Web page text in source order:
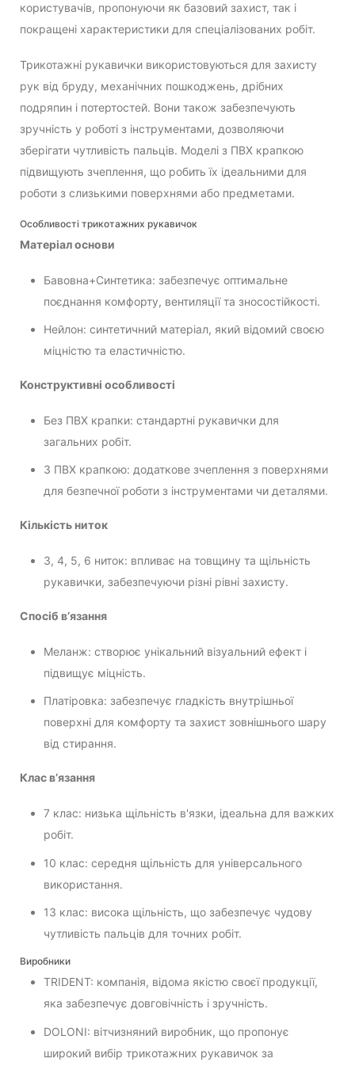
користувачів, пропонуючи як базовий захист, так і
покращені характеристики для спеціалізованих робіт.
Трикотажні рукавички використовуються для захисту
рук від бруду, механічних пошкоджень, дрібних
подряпин і потертостей. Вони також забезпечують
зручність у роботі з інструментами, дозволяючи
зберігати чутливість пальців. Моделі з ПВХ крапкою
підвищують зчеплення, що робить їх ідеальними для
роботи з слизькими поверхнями або предметами.
Особливості трикотажних рукавичок
Матеріал основи
Бавовна+Синтетика: забезпечує оптимальне
поєднання комфорту, вентиляції та зносостійкості.
Нейлон: синтетичний матеріал, який відомий своєю
міцністю та еластичністю.
Конструктивні особливості
Без ПВХ крапки: стандартні рукавички для
загальних робіт.
З ПВХ крапкою: додаткове зчеплення з поверхнями
для безпечної роботи з інструментами чи деталями.
Кількість ниток
3, 4, 5, 6 ниток: впливає на товщину та щільність
рукавички, забезпечуючи різні рівні захисту.
Спосіб в’язання
Меланж: створює унікальний візуальний ефект і
підвищує міцність.
Платіровка: забезпечує гладкість внутрішньої
поверхні для комфорту та захист зовнішнього шару
від стирання.
Клас в’язання
7 клас: низька щільність в'язки, ідеальна для важких
робіт.
10 клас: середня щільність для універсального
використання.
13 клас: висока щільність, що забезпечує чудову
чутливість пальців для точних робіт.
Виробники
TRIDENT: компанія, відома якістю своєї продукції,
яка забезпечує довговічність і зручність.
DOLONI: вітчизняний виробник, що пропонує
широкий вибір трикотажних рукавичок за